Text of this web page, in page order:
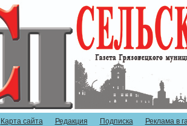
Карта сайта Редакция Подписка Реклама в